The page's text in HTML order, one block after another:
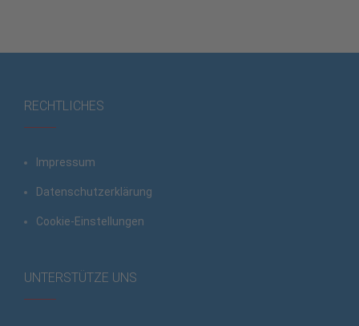
RECHTLICHES
Impressum
Datenschutzerklärung
Cookie-Einstellungen
UNTERSTÜTZE UNS